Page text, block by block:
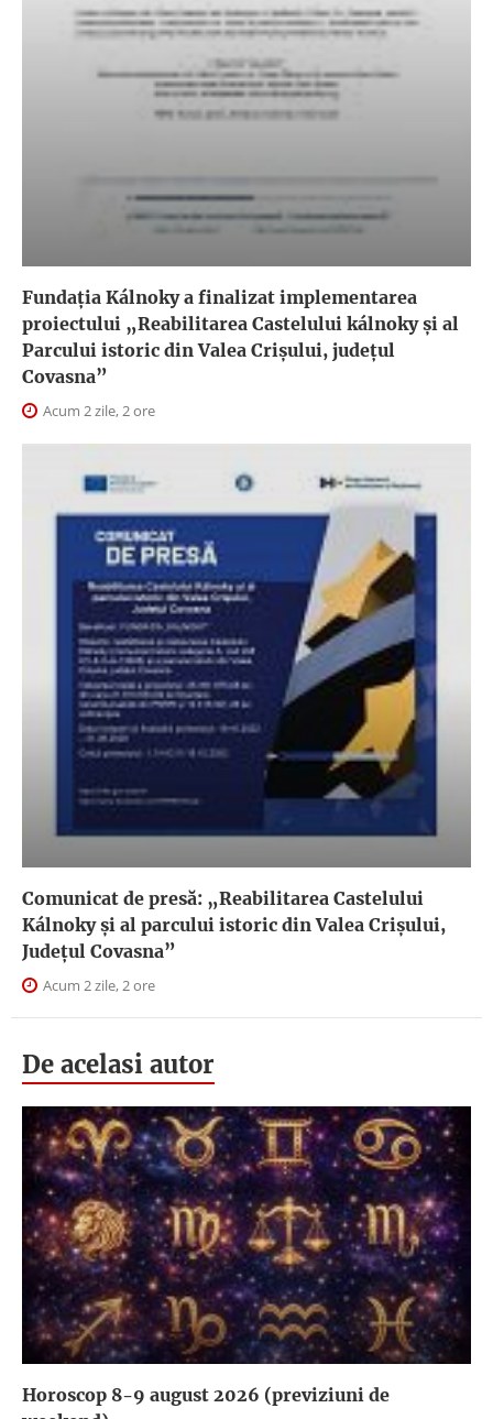
Fundația Kálnoky a finalizat implementarea
proiectului „Reabilitarea Castelului kálnoky și al
Parcului istoric din Valea Crișului, județul
Covasna”
Acum 2 zile, 2 ore
Comunicat de presă: „Reabilitarea Castelului
Kálnoky și al parcului istoric din Valea Crișului,
Județul Covasna”
Acum 2 zile, 2 ore
De acelasi autor
Horoscop 8-9 august 2026 (previziuni de